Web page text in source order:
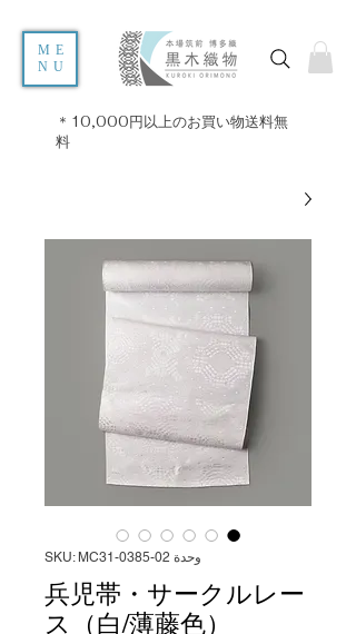
ME
NU
＊10,000円以上のお買い物送料無
料
وحدة SKU: MC31-0385-02
兵児帯・サークルレー
ス（白/薄藤色）